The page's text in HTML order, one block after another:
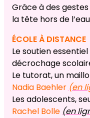
Grâce à des
la tête hors de l’eau
ÉCOLE À DISTANCE
Le soutien
décrochage
Le tutorat, un
Nadia Baehler (en
Les adolescents,
Rachel Bolle (en